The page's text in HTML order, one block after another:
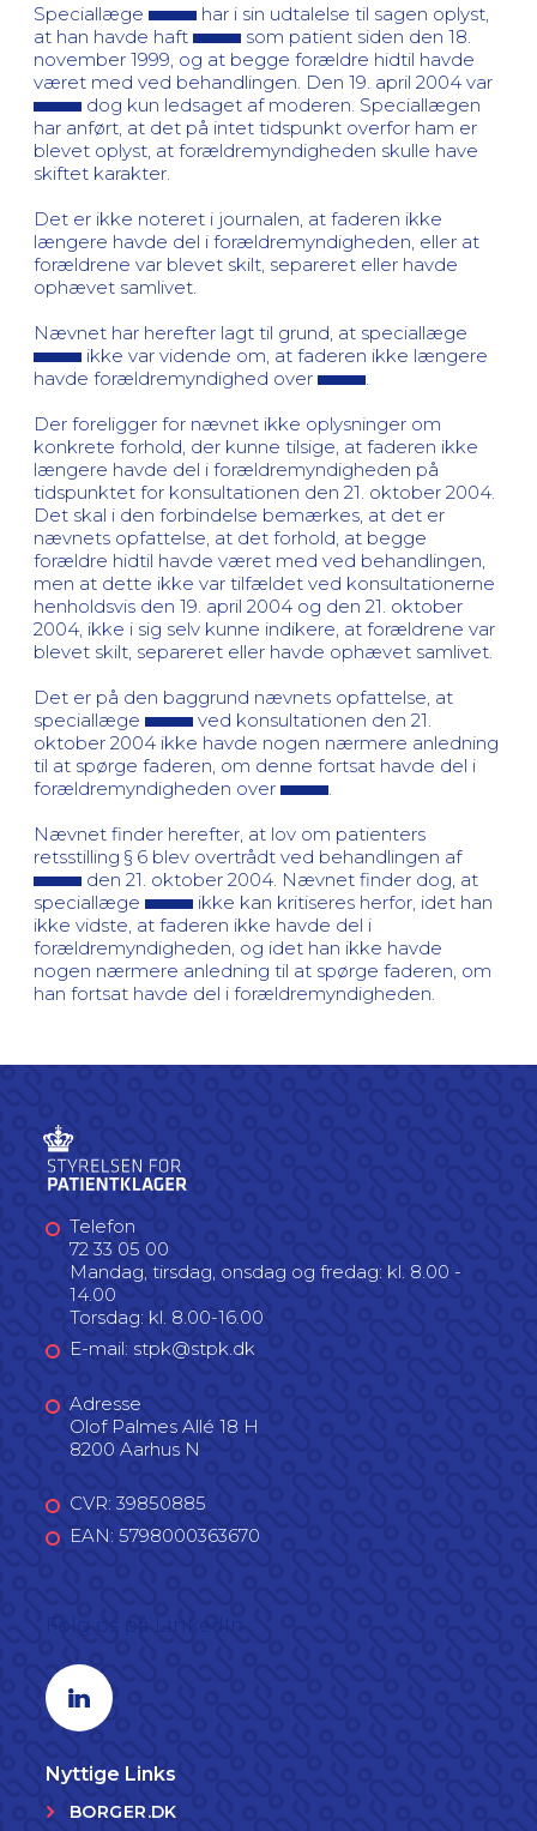
Speciallæge
har i sin udtalelse til sagen oplyst,
at han havde haft
som patient siden den 18.
november 1999, og at begge forældre hidtil havde
været med ved behandlingen. Den 19. april 2004 var
dog kun ledsaget af moderen. Speciallægen
har anført, at det på intet tidspunkt overfor ham er
blevet oplyst, at forældremyndigheden skulle have
skiftet karakter.
Det er ikke noteret i journalen, at faderen ikke
længere havde del i forældremyndigheden, eller at
forældrene var blevet skilt, separeret eller havde
ophævet samlivet.
Nævnet har herefter lagt til grund, at speciallæge
ikke var vidende om, at faderen ikke længere
havde forældremyndighed over
Der foreligger for nævnet ikke oplysninger om
konkrete forhold, der kunne tilsige, at faderen ikke
længere havde del i forældremyndigheden på
tidspunktet for konsultationen den 21. oktober 2004.
Det skal i den forbindelse bemærkes, at det er
nævnets opfattelse, at det forhold, at begge
forældre hidtil havde været med ved behandlingen,
men at dette ikke var tilfældet ved konsultationerne
henholdsvis den 19. april 2004 og den 21. oktober
2004, ikke i sig selv kunne indikere, at forældrene var
blevet skilt, separeret eller havde ophævet samlivet.
Det er på den baggrund nævnets opfattelse, at
speciallæge
ved konsultationen den 21.
oktober 2004 ikke havde nogen nærmere anledning
til at spørge faderen, om denne fortsat havde del i
forældremyndigheden over
Nævnet finder herefter, at lov om patienters
retsstilling § 6 blev overtrådt ved behandlingen af
den 21. oktober 2004. Nævnet finder dog, at
speciallæge
ikke kan kritiseres herfor, idet han
ikke vidste, at faderen ikke havde del i
forældremyndigheden, og idet han ikke havde
nogen nærmere anledning til at spørge faderen, om
han fortsat havde del i forældremyndigheden.
Telefon
72 33 05 00
Mandag, tirsdag, onsdag og fredag: kl. 8.00 -
14.00
Torsdag: kl. 8.00-16.00
E-mail: stpk@stpk.dk
Adresse
Olof Palmes Allé 18 H
8200 Aarhus N
CVR: 39850885
EAN: 5798000363670
Linkedin profil
Nyttige Links
BORGER.DK